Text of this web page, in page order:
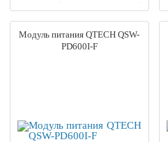
Модуль питания QTECH QSW-
PD600I-F